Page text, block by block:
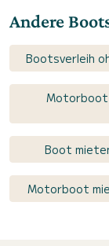
Andere
Bootsverleih
Motorboot
Boot
Motorboot